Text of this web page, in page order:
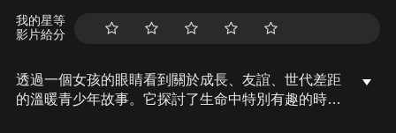
我的星等
影片給分
透過一個女孩的眼睛看到關於成長、友誼、世代差距
的溫暖青少年故事。它探討了生命中特別有趣的時